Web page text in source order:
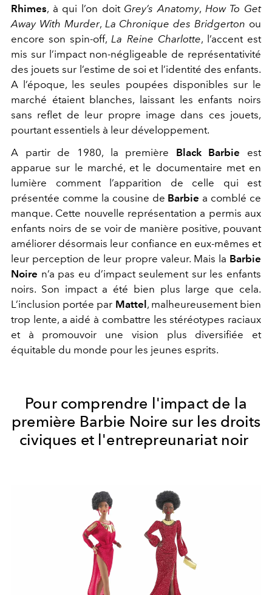
Rhimes, à qui l’on doit Grey’s Anatomy, How To Get
Away With Murder, La Chronique des Bridgerton ou
encore son spin-off, La Reine Charlotte, l’accent est
mis sur l’impact non-négligeable de représentativité
des jouets sur l’estime de soi et l’identité des enfants.
A l’époque, les seules poupées disponibles sur le
marché étaient blanches, laissant les enfants noirs
sans reflet de leur propre image dans ces jouets,
pourtant essentiels à leur développement.
A partir de 1980, la première Black Barbie est
apparue sur le marché, et le documentaire met en
lumière comment l’apparition de celle qui est
présentée comme la cousine de Barbie a comblé ce
manque. Cette nouvelle représentation a permis aux
enfants noirs de se voir de manière positive, pouvant
améliorer désormais leur confiance en eux-mêmes et
leur perception de leur propre valeur. Mais la Barbie
Noire n’a pas eu d’impact seulement sur les enfants
noirs. Son impact a été bien plus large que cela.
L’inclusion portée par Mattel, malheureusement bien
trop lente, a aidé à combattre les stéréotypes raciaux
et à promouvoir une vision plus diversifiée et
équitable du monde pour les jeunes esprits.
Pour comprendre l'impact de la
première Barbie Noire sur les droits
civiques et l'entrepreunariat noir